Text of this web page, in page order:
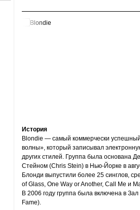
История
Blondie — самый коммерчески
волны», который записывал
других стилей. Группа была основана
Стейном (Chris Stein) в Нью-Йорке в
Блонди выпустили более 25 синглов,
of Glass, One Way or Another, Call Me и
В 2006 году группа была включена в
Fame).